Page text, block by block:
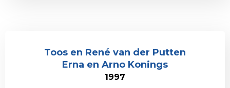
Toos en René van der Putten
Erna en Arno Konings
1997